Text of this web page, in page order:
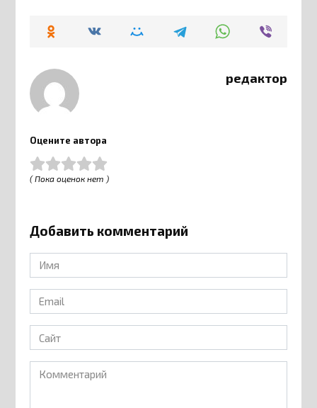
редактор
Оцените автора
( Пока оценок нет )
Добавить комментарий
Имя
*
Email
*
Сайт
Комментарий